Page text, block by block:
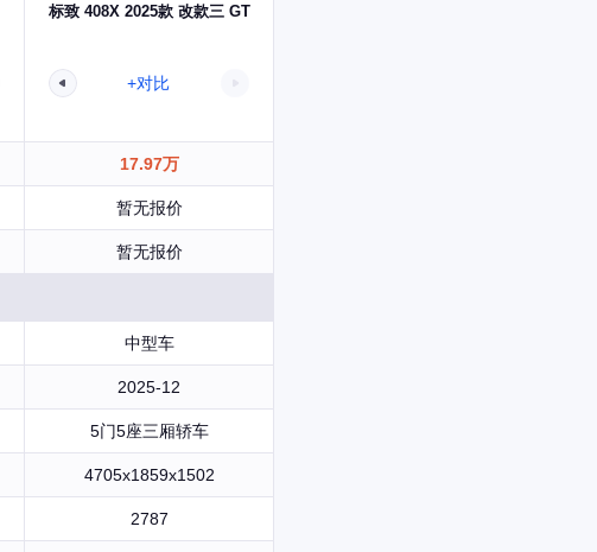
标致 408X 2025款 改款三 GT
+对比
17.97万
暂无报价
暂无报价
中型车
2025-12
5门5座三厢轿车
4705x1859x1502
2787